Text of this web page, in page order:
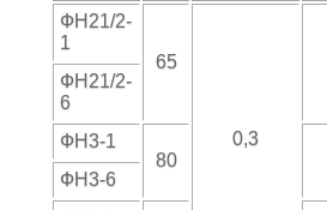
ФН21/2-
1
65
0,3
ФН21/2-
6
ФН3-1
80
ФН3-6